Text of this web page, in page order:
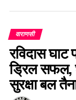
वाराणसी
रविदास
ड्रिल सफल,
सुरक्षा बल